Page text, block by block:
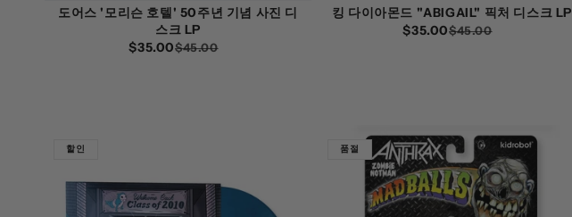
도어스 '모리슨 호텔' 50주년 기념 사진 디
스크 LP
$45.00
$35.00
킹 다이아몬드 "ABIGAIL" 픽처 디스크 LP
$45.00
$35.00
할인 품절